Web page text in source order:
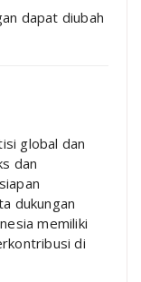
dapat diubah
global dan
dan
dukungan
memiliki
di